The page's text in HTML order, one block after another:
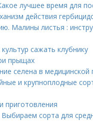
лучшее время для
действия
Малины листья :
сажать клубнику
прыщах
селена в медицинской
и крупноплодные
приготовления
сорта для